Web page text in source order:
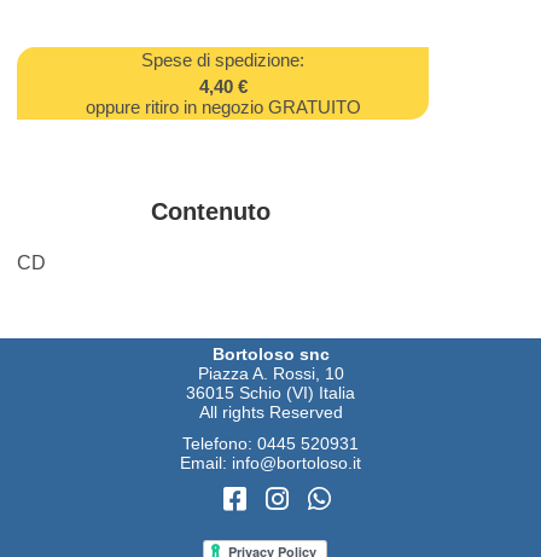
Spese di spedizione:
4,40 €
oppure ritiro in negozio GRATUITO
Contenuto
CD
Bortoloso snc
Piazza A. Rossi, 10
36015 Schio (VI) Italia
All rights Reserved
Telefono: 0445 520931
Email: info@bortoloso.it